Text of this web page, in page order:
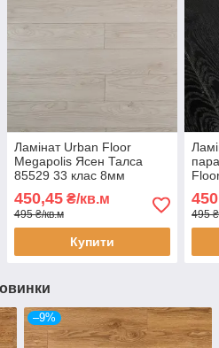
Ламінат Urban Floor
Megapolis Ясен Талса
85529 33 клас 8мм
товщина вузька дошка з
фаскою покриття 3D
450,45₴/кв.м
495 ₴/кв.м
Купити
8мм
3D
495
–9%